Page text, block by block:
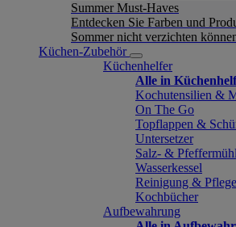
Summer Must-Haves
Entdecken Sie Farben und
Sommer nicht verzichten
Küchen-Zubehör
Küchenhelfer
Alle in
Kochutensilien &
On The Go
Topflappen &
Untersetzer
Salz- &
Wasserkessel
Reinigung & Pflege
Kochbücher
Aufbewahrung